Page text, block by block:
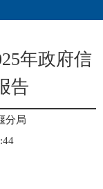
年政府信
告
分局